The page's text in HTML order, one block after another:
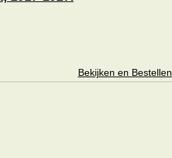
Bekijken en Bestellen